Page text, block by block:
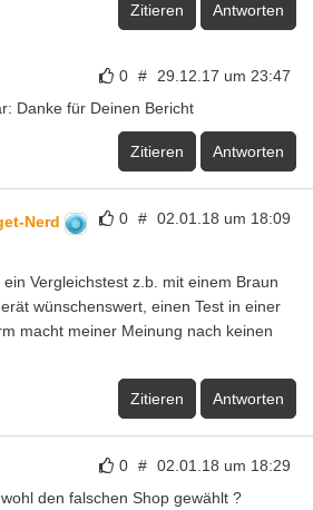
Zitieren Antworten
0 # 29.12.17 um 23:47
Danke für Deinen Bericht
Zitieren Antworten
0 # 02.01.18 um 18:09
Nerd
Vergleichstest z.b. mit einem Braun
wünschenswert, einen Test in einer
macht meiner Meinung nach keinen
Zitieren Antworten
0 # 02.01.18 um 18:29
den falschen Shop gewählt ?